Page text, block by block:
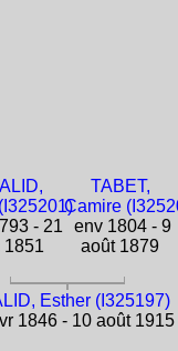
- 21
1851
TABET,
Camire
env 1804 - 9
août 1879
Esther (I325197)
1846 - 10 août 1915